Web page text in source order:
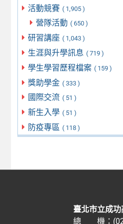
活動競賽 ( 1,905 )
營隊活動 ( 650 )
研習講座 ( 1,043 )
生涯與升學訊息 ( 719 )
學生學習歷程檔案 ( 159 )
獎助學金 ( 333 )
國際交流 ( 51 )
新生入學 ( 51 )
防疫專區 ( 118 )
臺北市立成
總 機：(02)